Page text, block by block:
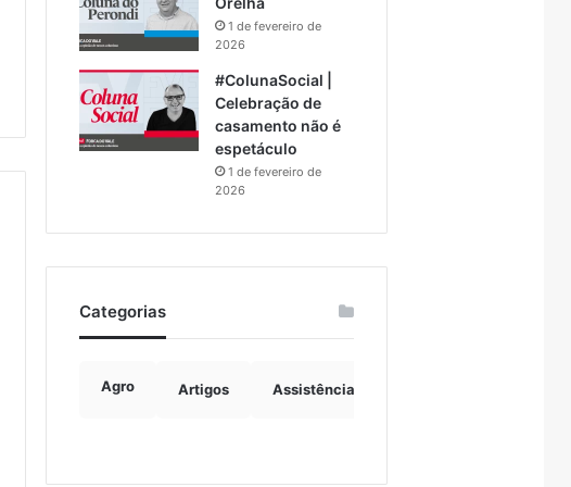
1 de fevereiro de
2026
#ColunaSocial |
Celebração de
casamento não é
espetáculo
1 de fevereiro de
2026
Categorias
Agro Artigos Assistência Social